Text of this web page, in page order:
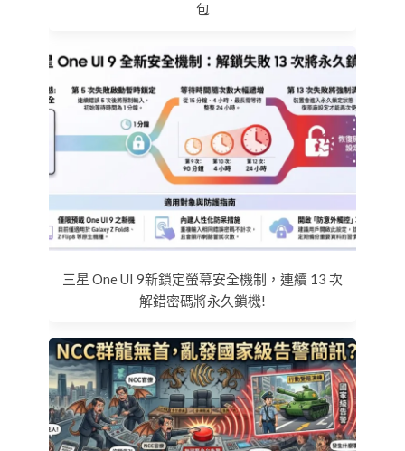
包
三星 One UI 9新鎖定螢幕安全機制，連續 13 次
解錯密碼將永久鎖機!